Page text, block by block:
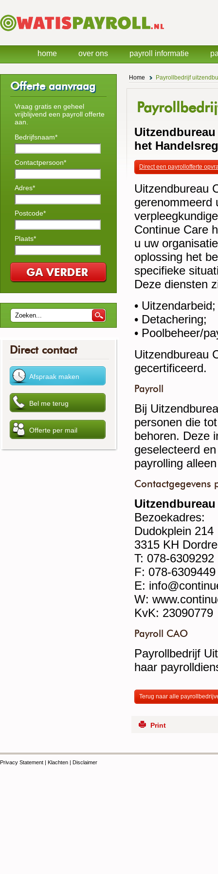
Home Payrollbedrijf
het
Direct een payrollofferte
Uitzendbureau
gerenommeerd
Continue Care
u uw
oplossing het
specifieke
Deze diensten
• Uitzendarbeid;
• Detachering;
• Poolbeheer/
Uitzendbureau
gecertificeerd.
Payroll
Bij
personen die
behoren. Deze
geselecteerd
payrolling
Contactgegevens
Bezoekadres:
Dudokplein 214
3315 KH
T: 078-6309292
F: 078-6309449
E:
W:
KvK: 23090779
Payroll CAO
Payrollbedrijf
haar
Terug naar alle
Print
Offerte aanvraag
Vraag gratis en geheel
vrijblijvend een payroll offerte
aan.
Bedrijfsnaam*
Contactpersoon*
Adres*
Postcode*
Plaats*
Direct contact
Privacy Statement | Klachten | Disclaimer
home over ons payroll informatie